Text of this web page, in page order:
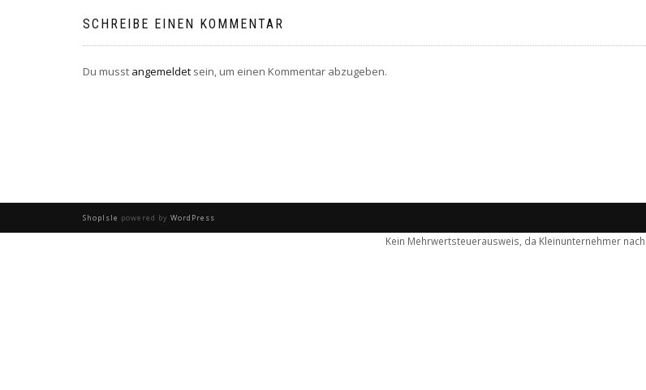
SCHREIBE EINEN KOMMENTAR
Du musst angemeldet sein, um einen Kommentar abzugeben.
ShopIsle powered by WordPress
Kein Mehrwertsteuerausweis, da Kleinunternehmer nach